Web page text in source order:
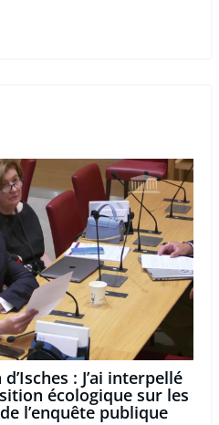
: J’ai interpellé
écologique sur les
l’enquête publique